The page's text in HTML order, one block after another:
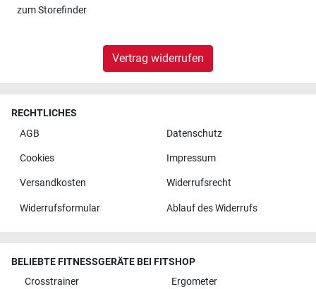
zumStorefinder
Vertrag widerrufen
RECHTLICHES
AGB
Datenschutz
Cookies Impressum
Versandkosten Widerrufsrecht
Widerrufsformular Ablauf des Widerrufs
BELIEBTE FITNESSGERÄTE BEI FITSHOP
Crosstrainer
Ergometer